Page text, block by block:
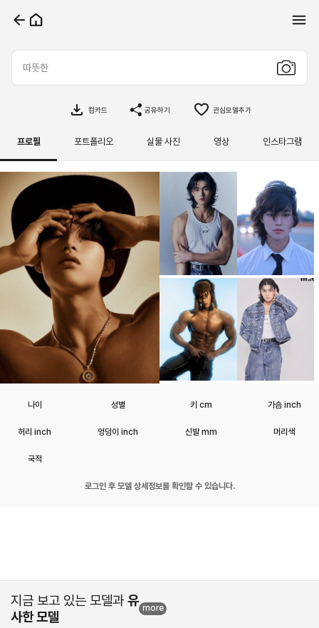
컴카드 공유하기 관심모델추가
프로필 포트폴리오 실물 사진 영상 인스타그램
나이 성별 키 cm 가슴 inch
허리 inch 엉덩이 inch 신발 mm 머리색
국적
로그인 후 모델 상세정보를 확인할 수 있습니다.
지금 보고 있는 모델과 유
사한 모델
more